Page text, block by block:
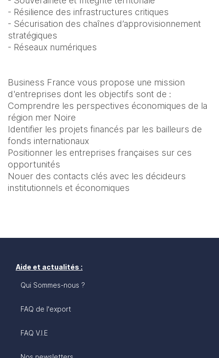
- Résilience des infrastructures critiques
- Sécurisation des chaînes d’approvisionnement
stratégiques
- Réseaux numériques
Business France vous propose une mission
d'entreprises dont les objectifs sont de :
Comprendre les perspectives économiques de la
région mer Noire
Identifier les projets financés par les bailleurs de
fonds internationaux
Positionner les entreprises françaises sur ces
opportunités
Nouer des contacts clés avec les décideurs
institutionnels et économiques
Aide et actualités :
Qui Sommes-nous ?
FAQ de l'export
FAQ V.I.E